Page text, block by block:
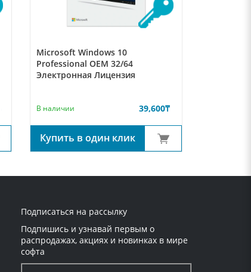
Microsoft Windows 10
Professional OEM 32/64
Электронная Лицензия
В наличии 39,600₸
Купить в один клик
Подписаться на рассылку
Подпишись и узнавай первым о
распродажах, акциях и новинках в мире
софта